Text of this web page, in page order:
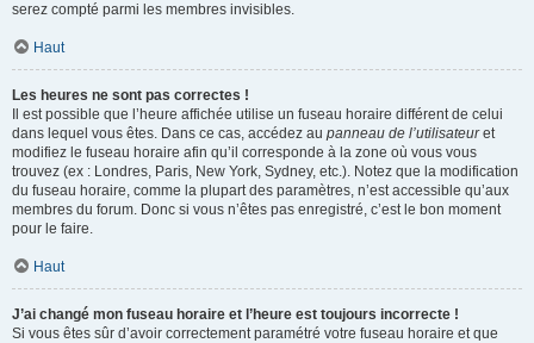
serez compté parmi les membres invisibles.
Haut
Les heures ne sont pas correctes !
Il est possible que l’heure affichée utilise un fuseau horaire différent de celui
dans lequel vous êtes. Dans ce cas, accédez au panneau de l’utilisateuret
modifiez le fuseau horaire afin qu’il corresponde à la zone où vous vous
trouvez (ex : Londres, Paris, New York, Sydney, etc.). Notez que la modification
du fuseau horaire, comme la plupart des paramètres, n’est accessible qu’aux
membres du forum. Donc si vous n’êtes pas enregistré, c’est le bon moment
pour le faire.
Haut
J’ai changé mon fuseau horaire et l’heure est toujours incorrecte !
Si vous êtes sûr d’avoir correctement paramétré votre fuseau horaire et que